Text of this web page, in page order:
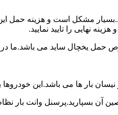
مشکل است و هزینه
نهایی را تایید نمایید.
یخچال ساید می باشد.ما در
بار ها می باشد.این خودروها
آن بسپارید.پرسنل وانت بار